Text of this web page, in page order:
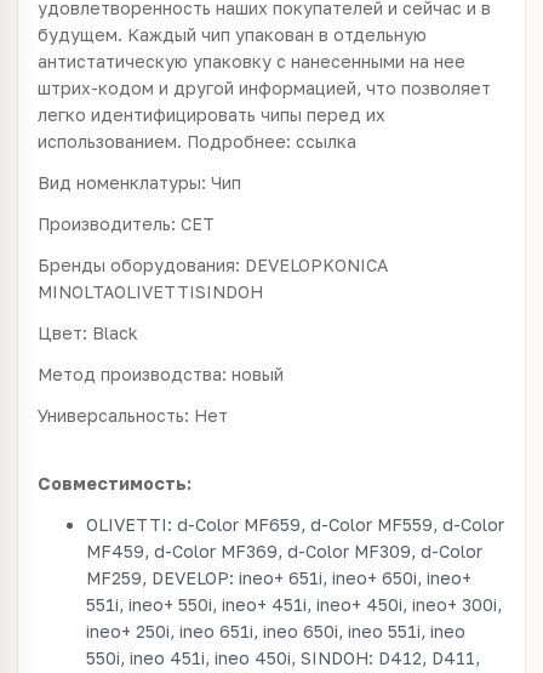
удовлетворенность наших покупателей и сейчас и в
будущем. Каждый чип упакован в отдельную
антистатическую упаковку с нанесенными на нее
штрих-кодом и другой информацией, что позволяет
легко идентифицировать чипы перед их
использованием. Подробнее: ссылка
Вид номенклатуры: Чип
Производитель: CET
Бренды оборудования: DEVELOPKONICA
MINOLTAOLIVETTISINDOH
Цвет: Black
Метод производства: новый
Универсальность: Нет
Совместимость:
OLIVETTI: d-Color MF659, d-Color MF559, d-Color
MF459, d-Color MF369, d-Color MF309, d-Color
MF259, DEVELOP: ineo+ 651i, ineo+ 650i, ineo+
551i, ineo+ 550i, ineo+ 451i, ineo+ 450i, ineo+ 300i,
ineo+ 250i, ineo 651i, ineo 650i, ineo 551i, ineo
550i, ineo 451i, ineo 450i, SINDOH: D412, D411,